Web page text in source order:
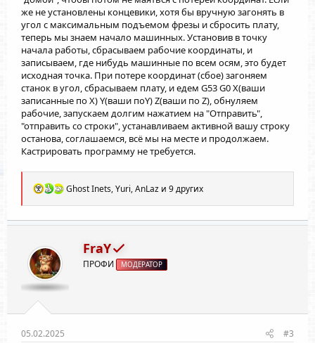
же не установлены концевики, хотя бы вручную загонять в
угол с максимальным подъемом фрезы и сбросить плату,
теперь мы знаем начало машинных. Установив в точку
начала работы, сбрасываем рабочие координаты, и
записываем, где нибудь машинные по всем осям, это будет
исходная точка. При потере координат (сбое) загоняем
станок в угол, сбрасываем плату, и едем G53 G0 X(ваши
записанные по Х) Y(ваши поY) Z(ваши по Z), обнуляем
рабочие, запускаем долгим нажатием на "Отправить",
"отправить со строки", устанавливаем активной вашу строку
останова, соглашаемся, всё мы на месте и продолжаем.
Кастрировать программу не требуется.
Р
а
к
Ghost Inets,Yuri,AnLaz и 9 других
FraY
ПРОФИ МОДЕРАТОР
05.02.2025 #3